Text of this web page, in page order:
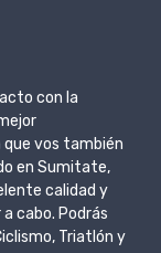
con la
que vos también
en Sumitate,
calidad y
cabo. Podrás
Triatlón y